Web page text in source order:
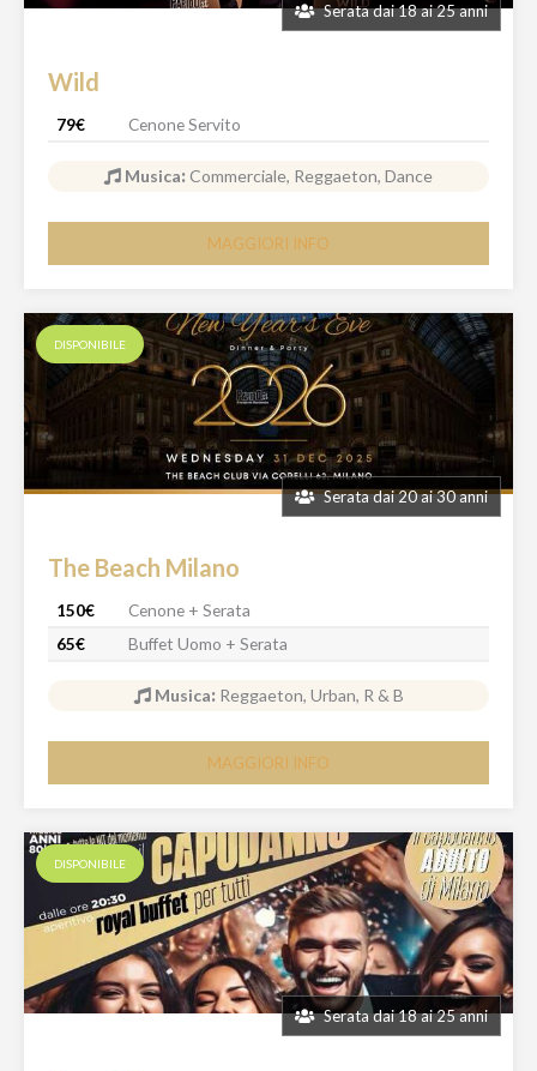
Serata dai 18 ai 25 anni
Wild
79€ Cenone Servito
Musica: Commerciale, Reggaeton, Dance
MAGGIORI INFO
Serata dai 20 ai 30 anni
DISPONIBILE
The Beach Milano
150€
Cenone + Serata
65€
Buffet Uomo + Serata
Musica: Reggaeton, Urban, R & B
MAGGIORI INFO
Serata dai 18 ai 25 anni
DISPONIBILE